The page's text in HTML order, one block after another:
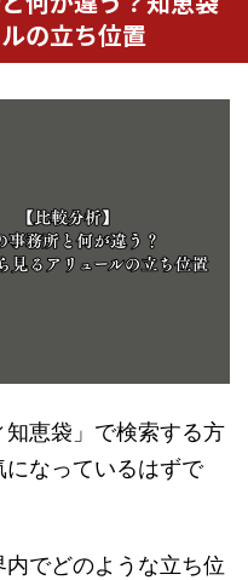
の立ち位置
知恵袋」で検索する方
なっているはずで
でどのような立ち位